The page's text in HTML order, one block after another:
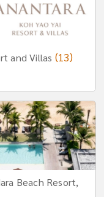
and Villas (13)
Beach Resort,